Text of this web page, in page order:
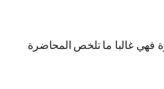
فهي غالبا ما تلخص المحاضرة